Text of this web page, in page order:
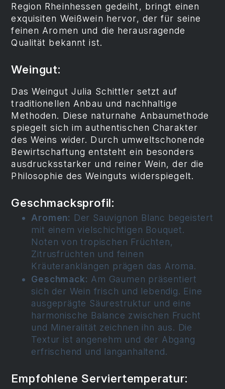
Region Rheinhessen gedeiht, bringt einen
exquisiten Weißwein hervor, der für seine
feinen Aromen und die herausragende
Qualität bekannt ist.
Weingut:
Das Weingut Julia Schittler setzt auf
traditionellen Anbau und nachhaltige
Methoden. Diese naturnahe Anbaumethode
spiegelt sich im authentischen Charakter
des Weins wider. Durch umweltschonende
Bewirtschaftung entsteht ein besonders
ausdrucksstarker und reiner Wein, der die
Philosophie des Weinguts widerspiegelt.
Geschmacksprofil:
Aromen: Der Sauvignon Blanc begeistert
mit einem vielschichtigen Bouquet.
Noten von tropischen Früchten,
Zitrusfrüchten und feinen
Kräuteranklängen prägen das Aroma.
Geschmack: Am Gaumen präsentiert
sich der Wein frisch und lebendig. Eine
ausgeprägte Säurestruktur und eine
harmonische Balance zwischen Frucht
und Mineralität zeichnen ihn aus. Die
Textur ist angenehm und der Abgang
erfrischend und langanhaltend.
Empfohlene Serviertemperatur: